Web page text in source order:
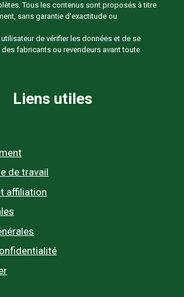
Tous les contenus sont proposés à titre
sans garantie d'exactitude ou
de vérifier les données et de se
fabricants ou revendeurs avant toute
Liens utiles
de travail
affiliation